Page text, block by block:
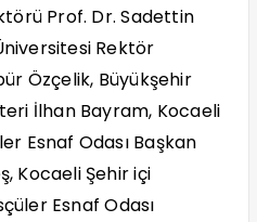
Prof. Dr. Sadettin
Rektör
Özçelik, Büyükşehir
İlhan Bayram, Kocaeli
Esnaf Odası Başkan
Kocaeli Şehir içi
Esnaf Odası